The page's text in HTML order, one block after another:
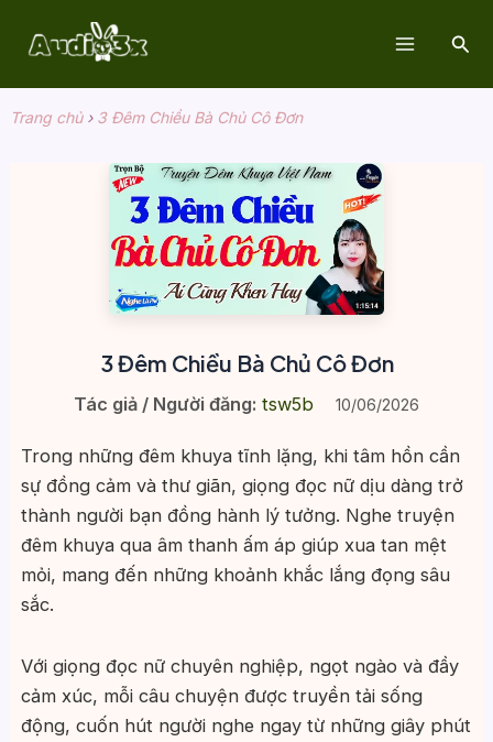
Tìm
Trang chủ› 3 Đêm Chiều Bà Chủ Cô Đơn
3 Đêm Chiều Bà Chủ Cô Đơn
Tác giả / Người đăng: tsw5b 10/06/2026
Trong những đêm khuya tĩnh lặng, khi tâm hồn cần
sự đồng cảm và thư giãn, giọng đọc nữ dịu dàng trở
thành người bạn đồng hành lý tưởng. Nghe truyện
đêm khuya qua âm thanh ấm áp giúp xua tan mệt
mỏi, mang đến những khoảnh khắc lắng đọng sâu
sắc.
Với giọng đọc nữ chuyên nghiệp, ngọt ngào và đầy
cảm xúc, mỗi câu chuyện được truyền tải sống
động, cuốn hút người nghe ngay từ những giây phút